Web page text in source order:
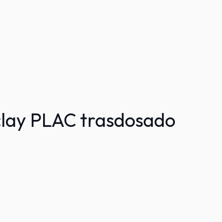
PLAC trasdosado